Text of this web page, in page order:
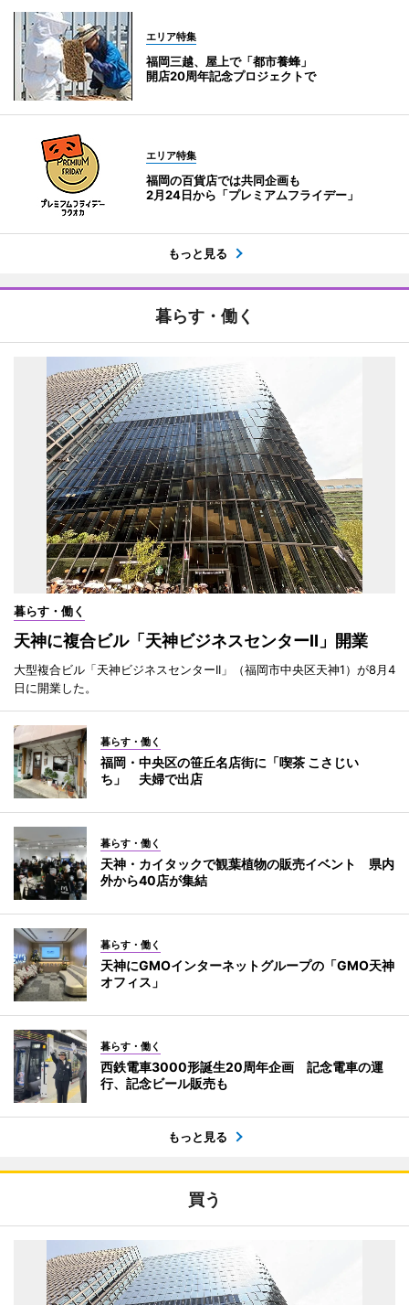
エリア特集
福岡三越、屋上で「都市養蜂」
開店20周年記念プロジェクトで
エリア特集
福岡の百貨店では共同企画も
2月24日から「プレミアムフライデー」
もっと見る
暮らす・働く
暮らす・働く
天神に複合ビル「天神ビジネスセンターII」開業
大型複合ビル「天神ビジネスセンターII」（福岡市中央区天神1）が8月4
日に開業した。
暮らす・働く
福岡・中央区の笹丘名店街に「喫茶 こさじい
ち」 夫婦で出店
暮らす・働く
天神・カイタックで観葉植物の販売イベント 県内
外から40店が集結
暮らす・働く
天神にGMOインターネットグループの「GMO天神
オフィス」
暮らす・働く
西鉄電車3000形誕生20周年企画 記念電車の運
行、記念ビール販売も
もっと見る
買う